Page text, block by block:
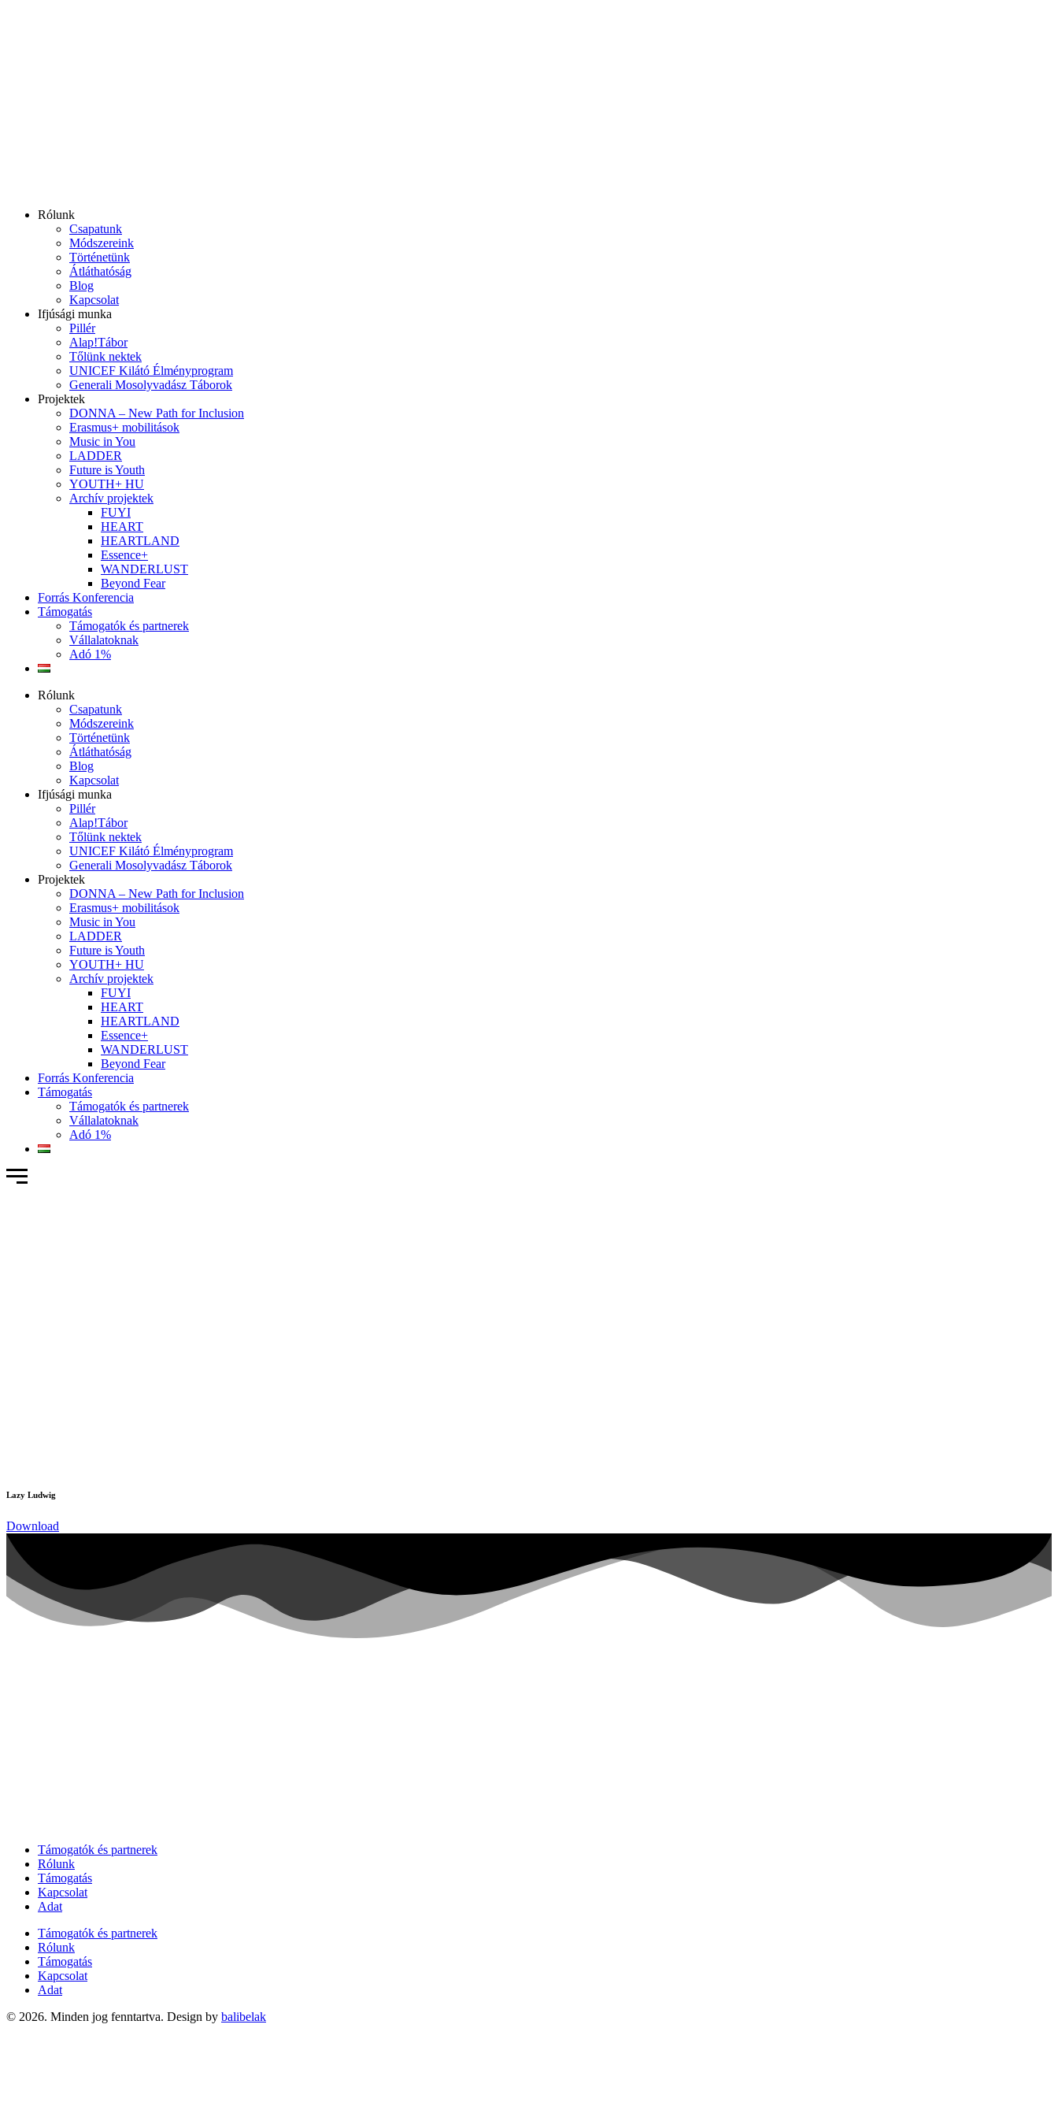
Rólunk
Csapatunk
Módszereink
Történetünk
Átláthatóság
Blog
Kapcsolat
Ifjúsági munka
Pillér
Alap!Tábor
Tőlünk nektek
UNICEF Kilátó Élményprogram
Generali Mosolyvadász Táborok
Projektek
DONNA – New Path for Inclusion
Erasmus+ mobilitások
Music in You
LADDER
Future is Youth
YOUTH+ HU
Archív projektek
FUYI
HEART
HEARTLAND
Essence+
WANDERLUST
Beyond Fear
Forrás Konferencia
Támogatás
Támogatók és partnerek
Vállalatoknak
Adó 1%
Rólunk
Csapatunk
Módszereink
Történetünk
Átláthatóság
Blog
Kapcsolat
Ifjúsági munka
Pillér
Alap!Tábor
Tőlünk nektek
UNICEF Kilátó Élményprogram
Generali Mosolyvadász Táborok
Projektek
DONNA – New Path for Inclusion
Erasmus+ mobilitások
Music in You
LADDER
Future is Youth
YOUTH+ HU
Archív projektek
FUYI
HEART
HEARTLAND
Essence+
WANDERLUST
Beyond Fear
Forrás Konferencia
Támogatás
Támogatók és partnerek
Vállalatoknak
Adó 1%
Lazy Ludwig
Download
Támogatók és partnerek
Rólunk
Támogatás
Kapcsolat
Adat
Támogatók és partnerek
Rólunk
Támogatás
Kapcsolat
Adat
© 2026. Minden jog fenntartva. Design by balibelak